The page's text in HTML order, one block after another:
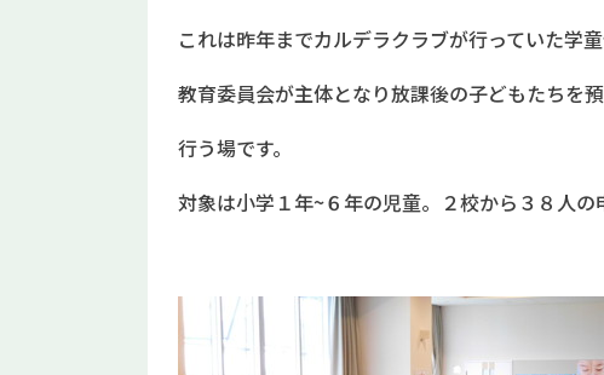
これは昨年までカルデラクラブが行っていた学
教育委員会が主体となり放課後の子どもたちを
行う場です。
対象は小学１年~６年の児童。２校から３８人